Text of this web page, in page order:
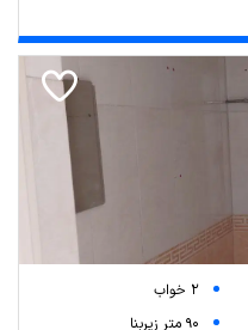
2 خواب
90 متر زیربنا